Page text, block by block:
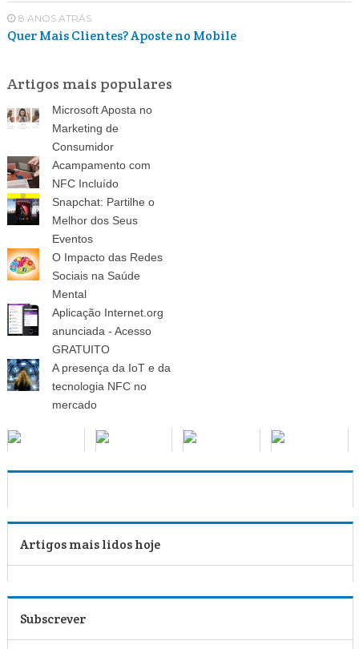
8 ANOS ATRÁS
Quer Mais Clientes? Aposte no Mobile
Artigos mais populares
Microsoft Aposta no
Marketing de
Consumidor
Acampamento com
NFC Incluído
Snapchat: Partilhe o
Melhor dos Seus
Eventos
O Impacto das Redes
Sociais na Saúde
Mental
Aplicação Internet.org
anunciada - Acesso
GRATUITO
A presença da IoT e da
tecnologia NFC no
mercado
Artigos mais lidos hoje
Subscrever